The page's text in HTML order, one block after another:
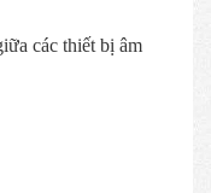
các thiết bị âm